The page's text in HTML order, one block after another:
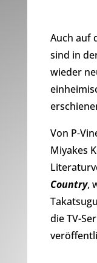
Auch auf
sind in
wieder
Von P-
Miyakes
Country,
die TV-